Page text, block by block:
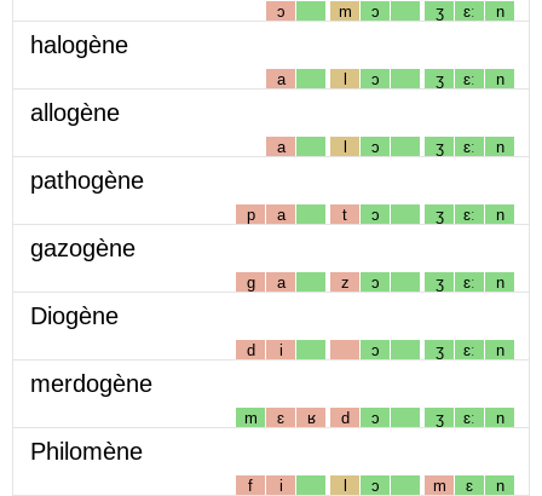
ɔ m ɔ ʒ ɛː n
halogène
a l ɔ ʒ ɛː n
allogène
a l ɔ ʒ ɛː n
pathogène
p a t ɔ ʒ ɛː n
gazogène
g a z ɔ ʒ ɛː n
Diogène
d i ɔ ʒ ɛː n
merdogène
m ɛ ʁ d ɔ ʒ ɛː n
Philomène
f i l ɔ m ɛ n